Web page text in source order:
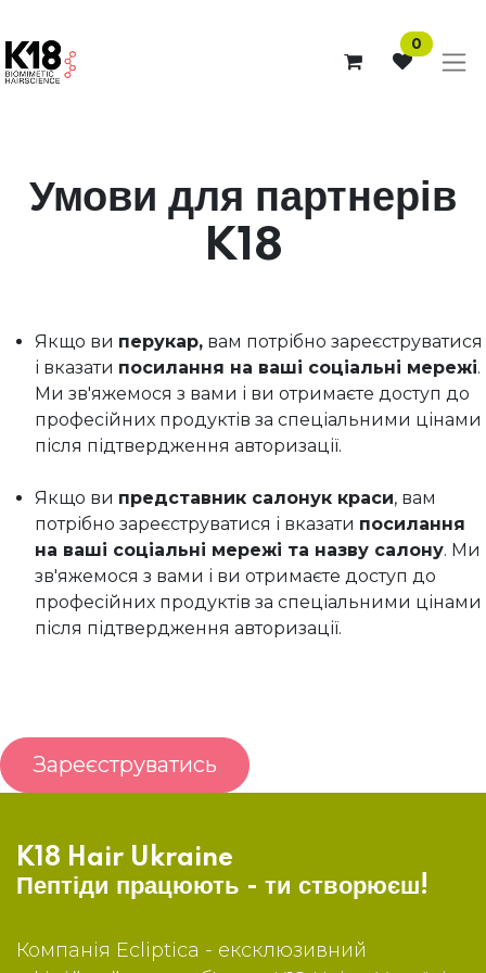
0
Умови для партнерів
K18
Якщо ви перукар, вам потрібно зареєструватися
і вказати посилання на ваші соціальні мережі.
Ми зв'яжемося з вами і ви отримаєте доступ до
професійних продуктів за спеціальними цінами
після підтвердження авторизації.
Якщо ви представник салонук краси, вам
потрібно зареєструватися і вказати посилання
на ваші соціальні мережі та назву салону. Ми
зв'яжемося з вами і ви отримаєте доступ до
професійних продуктів за спеціальними цінами
після підтвердження авторизації.
Зареєструватись
K18 Hair Ukraine
Пептіди працюють - ти створюєш!
Компанія Ecliptica - ексклюзивний